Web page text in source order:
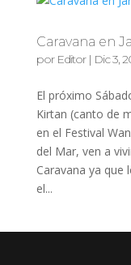
Caravana en
por Editor| Dic 3,
El próximo
Kirtan (canto de
en el Festival
del Mar, ven a
Caravana ya que
el...